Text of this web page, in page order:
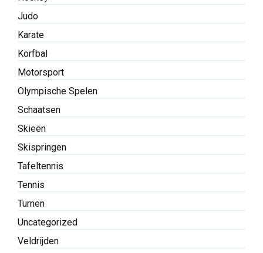
Judo
Karate
Korfbal
Motorsport
Olympische Spelen
Schaatsen
Skieën
Skispringen
Tafeltennis
Tennis
Turnen
Uncategorized
Veldrijden